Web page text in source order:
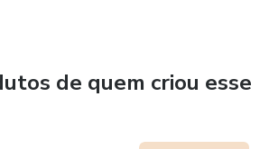
de quem criou esse